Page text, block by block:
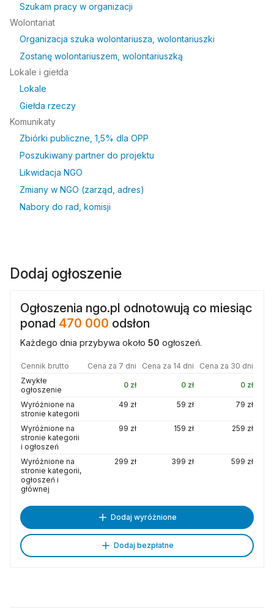
Szukam pracy w organizacji
Wolontariat
Organizacja szuka wolontariusza, wolontariuszki
Zostanę wolontariuszem, wolontariuszką
Lokale i giełda
Lokale
Giełda rzeczy
Komunikaty
Zbiórki publiczne, 1,5% dla OPP
Poszukiwany partner do projektu
Likwidacja NGO
Zmiany w NGO (zarząd, adres)
Nabory do rad, komisji
Dodaj ogłoszenie
Ogłoszenia ngo.pl odnotowują co miesiąc
ponad 470 000 odsłon
Każdego dnia przybywa około 50 ogłoszeń.
Cennik brutto Cena za 7 dni Cena za 14 dni
Cena za 30 dni
Zwykłe
ogłoszenie
0 zł 0 zł 0 zł
Wyróżnione na
stronie kategorii
49 zł 59 zł 79 zł
Wyróżnione na
stronie kategorii
i ogłoszeń
99 zł 159 zł 259 zł
Wyróżnione na
stronie kategorii,
ogłoszeń i
głównej
299 zł 399 zł 599 zł
Dodaj wyróżnione
Dodaj bezpłatne